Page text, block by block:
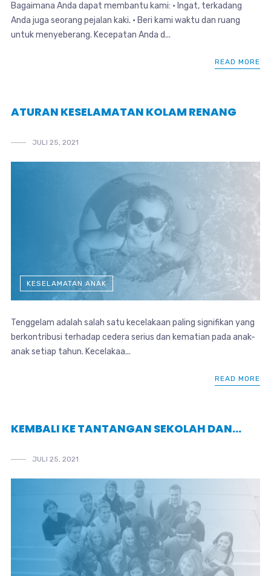
Bagaimana Anda dapat membantu kami: • Ingat, terkadang
Anda juga seorang pejalan kaki. • Beri kami waktu dan ruang
untuk menyeberang. Kecepatan Anda d...
READ MORE
ATURAN KESELAMATAN KOLAM RENANG
JULI 25, 2021
KESELAMATAN ANAK
Tenggelam adalah salah satu kecelakaan paling signifikan yang
berkontribusi terhadap cedera serius dan kematian pada anak-
anak setiap tahun. Kecelakaa...
READ MORE
KEMBALI KE TANTANGAN SEKOLAH DAN…
JULI 25, 2021